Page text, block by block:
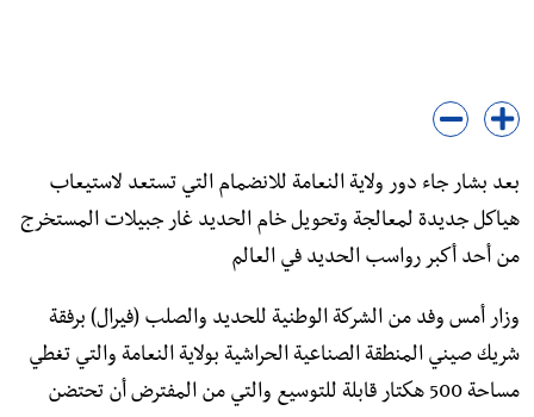
بعد بشار جاء دور ولاية النعامة للانضمام التي تستعد لاستيعاب
هياكل جديدة لمعالجة وتحويل خام الحديد غار جبيلات المستخرج
من أحد أكبر رواسب الحديد في العالم
وزار أمس وفد من الشركة الوطنية للحديد والصلب (فيرال) برفقة
شريك صيني المنطقة الصناعية الحراشية بولاية النعامة والتي تغطي
مساحة 500 هكتار قابلة للتوسيع والتي من المفترض أن تحتضن